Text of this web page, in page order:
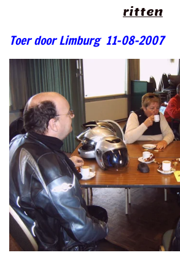
ritten
Toer door Limburg 11-08-2007